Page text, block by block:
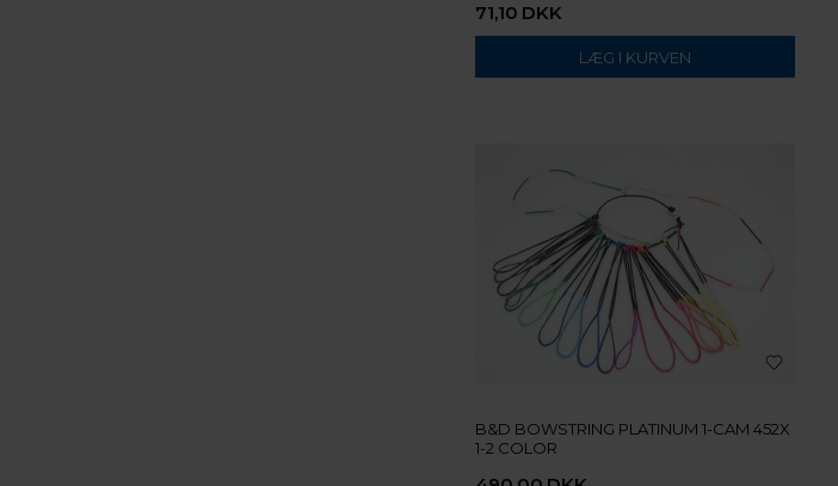
71,10 DKK
B&D BOWSTRING PLATINUM 1-CAM 452X
1-2 COLOR